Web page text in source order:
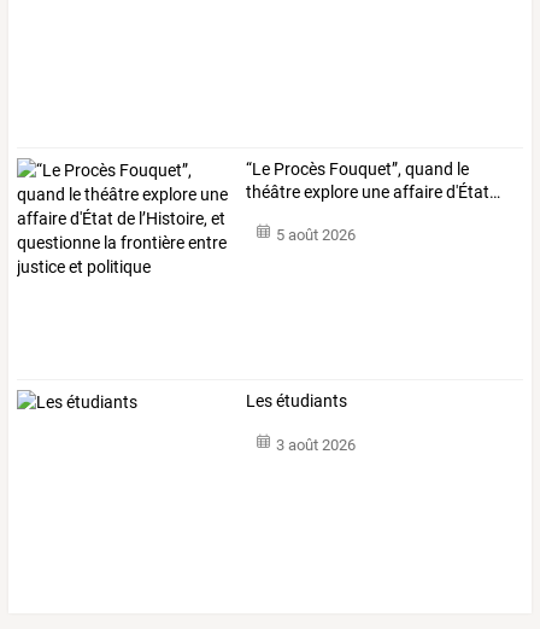
“Le Procès Fouquet”, quand le
théâtreexplore uneaffaired'État…
5 août 2026
Les étudiants
3 août 2026